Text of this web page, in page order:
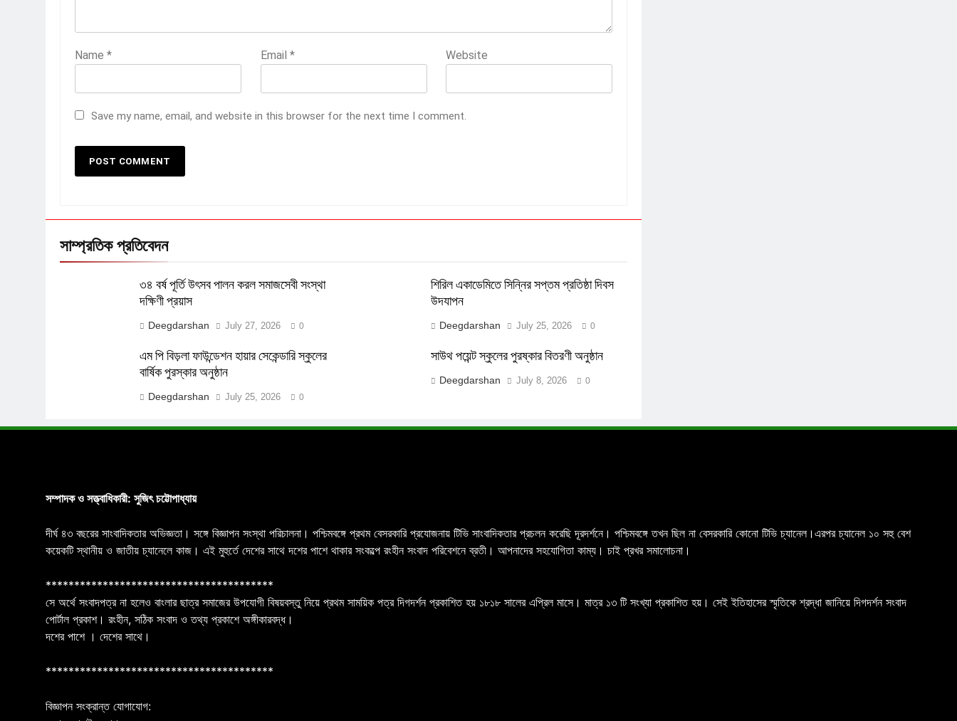
Name * Email * Website
Save my name, email, and website in this browser for the next time I comment.
সাম্প্রতিক প্রতিবেদন
৩৪ বর্ষ পূর্তি উৎসব পালন করল সমাজসেবী সংস্থা
দক্ষিণী প্রয়াস
Deegdarshan July 27, 2026 0
শিরিল একাডেমিতে সিন্নির সপ্তম প্রতিষ্ঠা দিবস
উদযাপন
Deegdarshan July 25, 2026 0
এম পি বিড়লা ফাউন্ডেশন হায়ার সেকেন্ডারি স্কুলের
বার্ষিক পুরস্কার অনুষ্ঠান
Deegdarshan July 25, 2026 0
সাউথ পয়েন্ট স্কুলের পুরষ্কার বিতরণী অনুষ্ঠান
Deegdarshan July 8, 2026 0
সম্পাদক ও সত্ত্বাধিকারী: সুজিৎ চট্টোপাধ্যায়
দীর্ঘ ৪৩ বছরের সাংবাদিকতার অভিজ্ঞতা। সঙ্গে বিজ্ঞাপন সংস্থা পরিচালনা। পশ্চিমবঙ্গে প্রথম বেসরকারি প্রযোজনায় টিভি সাংবাদিকতার প্রচলন করেছি দূরদর্শনে। পশ্চিমবঙ্গে তখন ছিল না বেসরকারি কোনো টিভি চ্যানেল।এরপর চ্যানেল ১০ সহু বেশ
কয়েকটি স্থানীয় ও জাতীয় চ্যানেলে কাজ। এই মুহুর্তে দেশের সাথে দশের পাশে থাকার সংকল্পে রংহীন সংবাদ পরিবেশনে ব্রতী। আপনাদের সহযোগিতা কাম্য। চাই প্রখর সমালোচনা।
****************************************
সে অর্থে সংবাদপত্র না হলেও বাংলার ছাত্র সমাজের উপযোগী বিষয়বস্তু নিয়ে প্রথম সাময়িক পত্র দিগদর্শন প্রকাশিত হয় ১৮১৮ সালের এপ্রিল মাসে। মাত্র ১৩ টি সংখ্যা প্রকাশিত হয়। সেই ইতিহাসের স্মৃতিকে শ্রদ্ধা জানিয়ে দিগদর্শন সংবাদ
পোর্টাল প্রকাশ। রংহীন, সঠিক সংবাদ ও তথ্য প্রকাশে অঙ্গীকারবদ্ধ।
দশের পাশে । দেশের সাথে।
****************************************
বিজ্ঞাপন সংক্রান্ত যোগাযোগ: